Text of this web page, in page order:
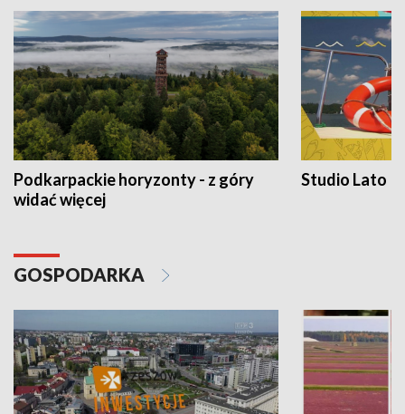
Podkarpackie horyzonty - z góry
widać więcej
Studio Lato
GOSPODARKA